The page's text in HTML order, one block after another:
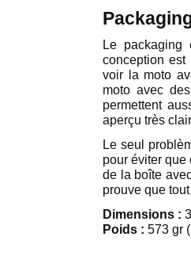
Le
conception
voir la moto
moto avec
permettent
aperçu très
Le seul
pour éviter
de la boîte
prouve que
Dimensions :
Poids : 573 gr